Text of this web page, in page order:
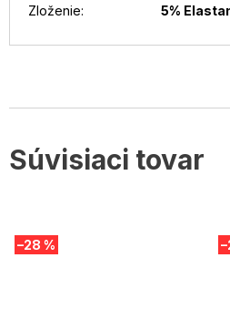
Súvisiaci tovar
–28 %
Zloženie: 5%